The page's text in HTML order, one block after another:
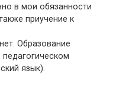
в мои обязанности
приучение к
Образование
язык).